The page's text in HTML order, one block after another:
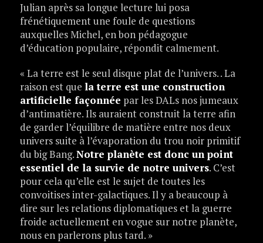
Julian après sa longue lecture lui posa
frénétiquement une foule de questions
auxquelles Michel, en bon pédagogue
d’éducation populaire, répondit calmement.
« La terre est le seul disque plat de l’univers. . La
raison est que la terre est une construction
artificielle façonnée par les DALs nos jumeaux
d’antimatière. Ils auraient construit la terre afin
de garder l’équilibre de matière entre nos deux
univers suite à l’évaporation du trou noir primitif
du big Bang.Notre planète est donc un point
essentiel de la survie de notre univers. C’est
pour cela qu’elle est le sujet de toutes les
convoitises inter-galactiques. Il y a beaucoup à
dire sur les relations diplomatiques et la guerre
froide actuellement en vogue sur notre planète,
nous en parlerons plus tard. »